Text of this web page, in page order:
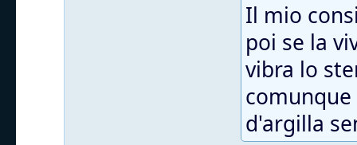
Il mio
poi se la
vibra lo
d'argilla